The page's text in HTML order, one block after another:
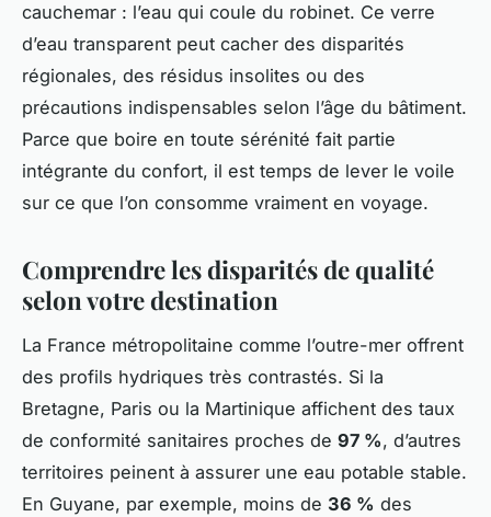
cauchemar : l’eau qui coule du robinet. Ce verre
d’eau transparent peut cacher des disparités
régionales, des résidus insolites ou des
précautions indispensables selon l’âge du bâtiment.
Parce que boire en toute sérénité fait partie
intégrante du confort, il est temps de lever le voile
sur ce que l’on consomme vraiment en voyage.
Comprendre les disparités de qualité
selon votre destination
La France métropolitaine comme l’outre-mer offrent
des profils hydriques très contrastés. Si la
Bretagne, Paris ou la Martinique affichent des taux
de conformité sanitaires proches de 97 %, d’autres
territoires peinent à assurer une eau potable stable.
En Guyane, par exemple, moins de 36 % des